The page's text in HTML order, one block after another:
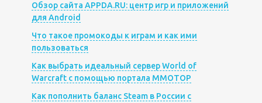
Обзор сайта APPDA.RU: центр игр и приложений
для Android
Что такое промокоды к играм и как ими
пользоваться
Как выбрать идеальный сервер World of
Warcraft с помощью портала MMOTOP
Как пополнить баланс Steam в России с